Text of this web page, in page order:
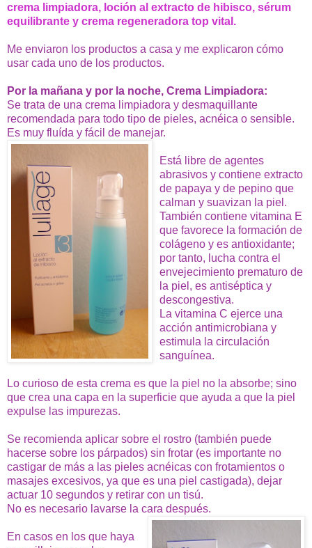
crema limpiadora, loción al extracto de hibisco, sérum
equilibrante y crema regeneradora top vital.
Me enviaron los productos a casa y me explicaron cómo
usar cada uno de los productos.
Por la mañana y por la noche, Crema Limpiadora:
Se trata de una crema limpiadora y desmaquillante
recomendada para todo tipo de pieles, acnéica o sensible.
Es muy fluída y fácil de manejar.
Está libre de agentes
abrasivos y contiene extracto
de papaya y de pepino que
calman y suavizan la piel.
También contiene vitamina E
que favorece la formación de
colágeno y es antioxidante;
por tanto, lucha contra el
envejecimiento prematuro de
la piel, es antiséptica y
descongestiva.
La vitamina C ejerce una
acción antimicrobiana y
estimula la circulación
sanguínea.
Lo curioso de esta crema es que la piel no la absorbe; sino
que crea una capa en la superficie que ayuda a que la piel
expulse las impurezas.
Se recomienda aplicar sobre el rostro (también puede
hacerse sobre los párpados) sin frotar (es importante no
castigar de más a las pieles acnéicas con frotamientos o
masajes excesivos, ya que es una piel castigada), dejar
actuar 10 segundos y retirar con un tisú.
No es necesario lavarse la cara después.
En casos en los que haya